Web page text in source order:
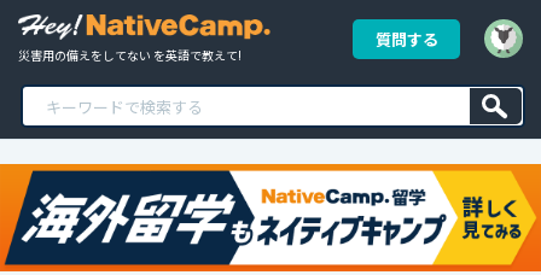
災害用の備えをしてない を英語で教えて!
質問する